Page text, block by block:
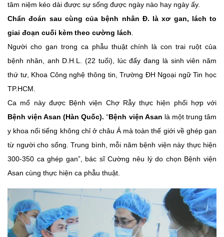
tâm niệm kéo dài được sự sống được ngày nào hay ngày ấy.
Chẩn đoán sau cùng của bệnh nhân Đ. là xơ gan, lách to
giai đoạn cuối kèm theo cường lách.
Người cho gan trong ca phẫu thuật chính là con trai ruột của
bệnh nhân, anh D.H.L. (22 tuổi), lúc đấy đang là sinh viên năm
thứ tư, Khoa Công nghệ thông tin, Trường ĐH Ngoại ngữ Tin học
TP.HCM.
Ca mổ này được Bệnh viện Chợ Rẫy thực hiện phối hợp với
Bệnh viện Asan (Hàn Quốc). “Bệnh viện Asan là một trung tâm
y khoa nổi tiếng không chỉ ở châu Á mà toàn thế giới về ghép gan
từ người cho sống. Trung bình, mỗi năm bệnh viện này thực hiện
300-350 ca ghép gan”, bác sĩ Cường nêu lý do chọn Bệnh viện
Asan cùng thực hiện ca phẫu thuật.